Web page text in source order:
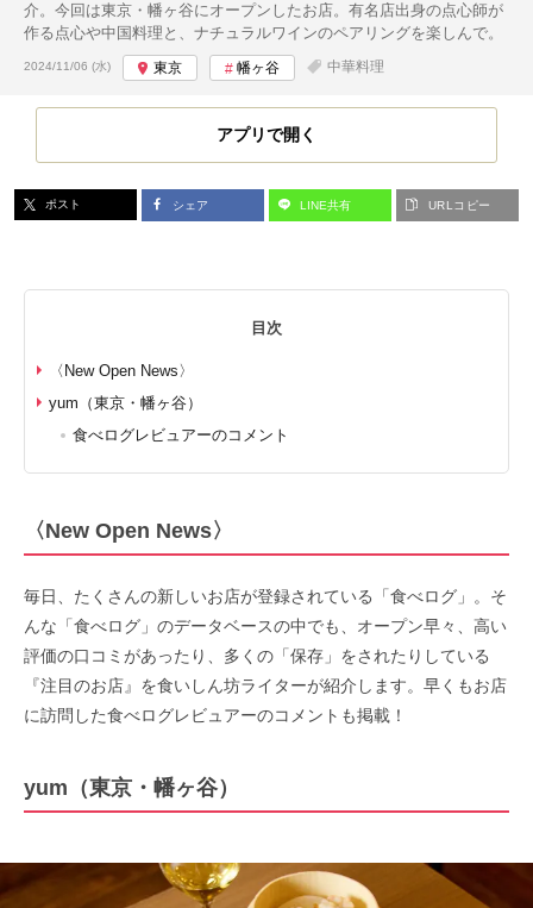
介。今回は東京・幡ヶ谷にオープンしたお店。有名店出身の点心師が
作る点心や中国料理と、ナチュラルワインのペアリングを楽しんで。
投稿日:
2024/11/06 (水) 東京 幡ヶ谷 中華料理
アプリで開く
ポスト シェア LINE共有 URLコピー
目次
〈New Open News〉
yum（東京・幡ヶ谷）
食べログレビュアーのコメント
〈New Open News〉
毎日、たくさんの新しいお店が登録されている「食べログ」。そ
んな「食べログ」のデータベースの中でも、オープン早々、高い
評価の口コミがあったり、多くの「保存」をされたりしている
『注目のお店』を食いしん坊ライターが紹介します。早くもお店
に訪問した食べログレビュアーのコメントも掲載！
yum（東京・幡ヶ谷）